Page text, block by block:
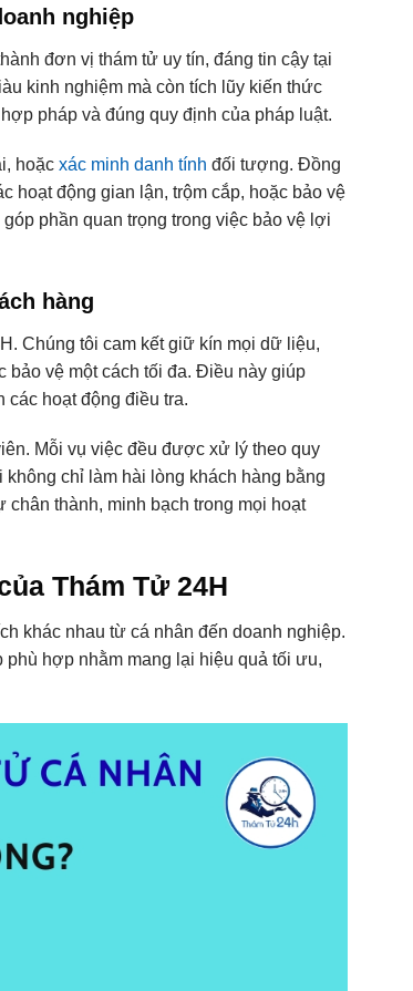
nghiệp
đơn vị thám tử uy tín, đáng tin cậy tại
kinh nghiệm mà còn tích lũy kiến thức
pháp và đúng quy định của pháp luật.
hoặc xác minh danh tính đối tượng. Đồng
hoạt động gian lận, trộm cắp, hoặc bảo vệ
phần quan trọng trong việc bảo vệ lợi
hàng
Chúng tôi cam kết giữ kín mọi dữ liệu,
bảo vệ một cách tối đa. Điều này giúp
các hoạt động điều tra.
Mỗi vụ việc đều được xử lý theo quy
chỉ làm hài lòng khách hàng bằng
thành, minh bạch trong mọi hoạt
Thám Tử 24H
khác nhau từ cá nhân đến doanh nghiệp.
hợp nhằm mang lại hiệu quả tối ưu,